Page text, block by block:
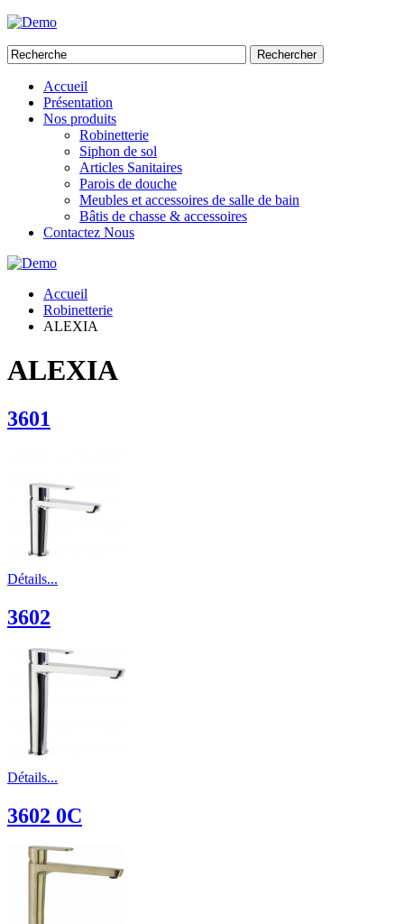
Rechercher
Accueil
Présentation
Nos produits
Robinetterie
Siphon de sol
Articles Sanitaires
Parois de douche
Meubles et accessoires de salle de bain
Bâtis de chasse & accessoires
Contactez Nous
Accueil
Robinetterie
ALEXIA
ALEXIA
3601
Détails...
3602
Détails...
3602 0C